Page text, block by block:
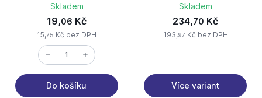
Skladem
19,06 Kč
15,75 Kč bez DPH
Do košíku
Skladem
234,70 Kč
193,97 Kč bez DPH
Více variant